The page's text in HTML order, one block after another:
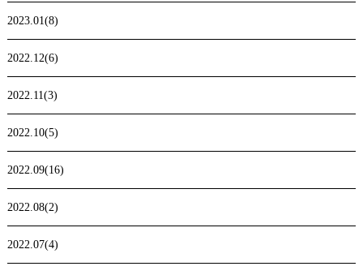
2023.01(8)
2022.12(6)
2022.11(3)
2022.10(5)
2022.09(16)
2022.08(2)
2022.07(4)